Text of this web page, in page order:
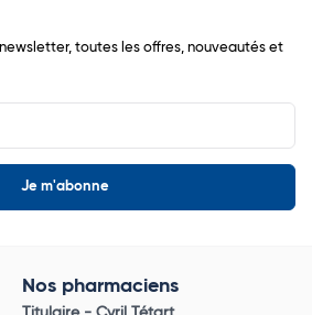
toutes les offres, nouveautés et
Nos pharmaciens